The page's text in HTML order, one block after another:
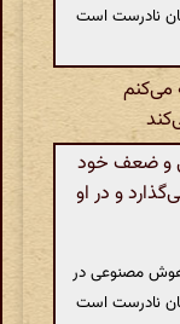
نادرست است
می‌کنم
و ضعف خود
و در او
هوش مصنوعی در
نادرست است